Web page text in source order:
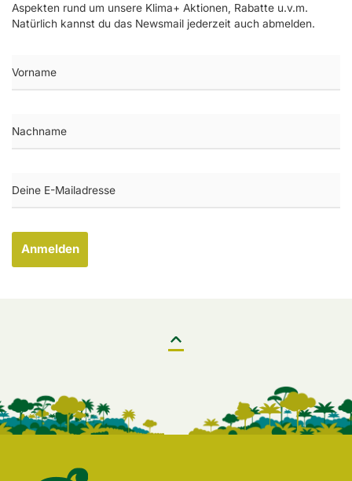
Aspekten rund um unsere Klima+ Aktionen, Rabatte u.v.m.
Natürlich kannst du das Newsmail jederzeit auch abmelden.
Anmelden